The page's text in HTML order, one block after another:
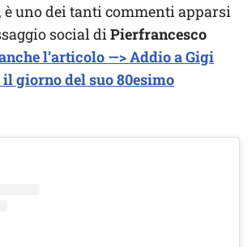
è uno dei tanti commenti apparsi
social diPierfrancesco
l’articolo —> Addio a Gigi
giorno del suo 80esimo